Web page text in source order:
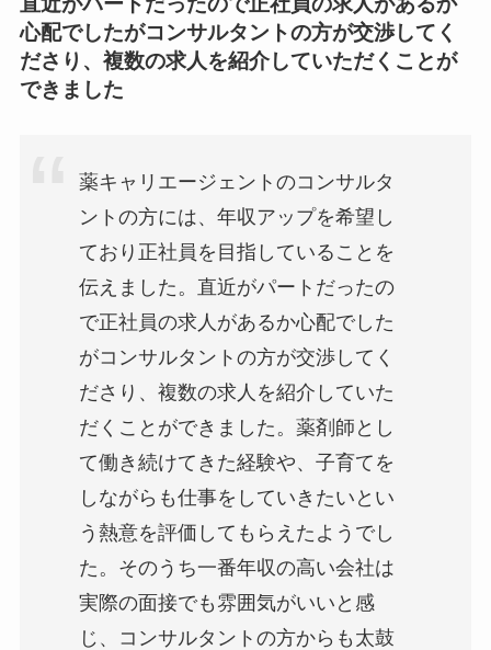
心配でしたがコンサルタントの方が交渉してく
ださり、複数の求人を紹介していただくことが
できました
薬キャリエージェントのコンサルタ
ントの方には、年収アップを希望し
ており正社員を目指していることを
伝えました。直近がパートだったの
で正社員の求人があるか心配でした
がコンサルタントの方が交渉してく
ださり、複数の求人を紹介していた
だくことができました。薬剤師とし
て働き続けてきた経験や、子育てを
しながらも仕事をしていきたいとい
う熱意を評価してもらえたようでし
た。そのうち一番年収の高い会社は
実際の面接でも雰囲気がいいと感
じ、コンサルタントの方からも太鼓